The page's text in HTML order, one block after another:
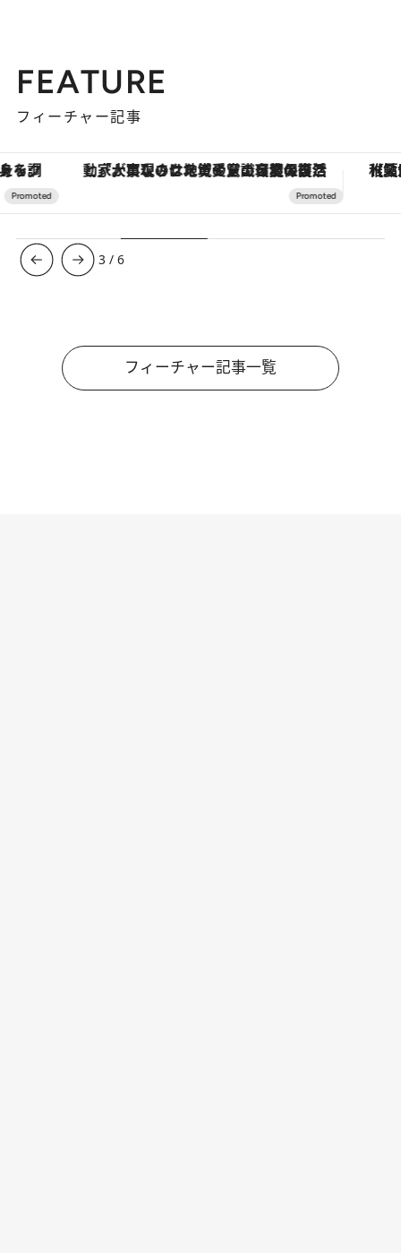
FEATURE
フィーチャー記事
「大事なのは地域の意識を変えること」。ロレックス賞受賞の自然保護活動家が実現させたナイジェリアの自然環境の復活 【夏限定ディナーコース】旬を
3 /6
フィーチャー記事一覧